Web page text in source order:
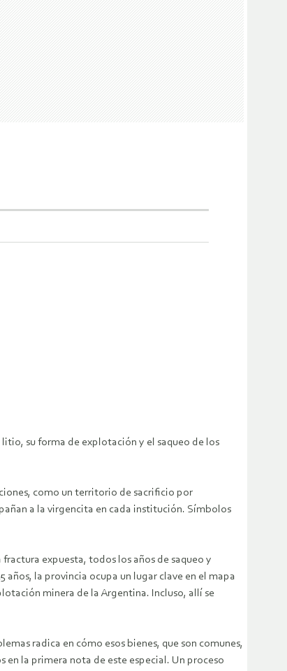
su forma de explotación y el saqueo de los
como un territorio de sacrificio por
a la virgencita en cada institución. Símbolos
expuesta, todos los años de saqueo y
la provincia ocupa un lugar clave en el mapa
minera de la Argentina. Incluso, allí se
radica en cómo esos bienes, que son comunes,
en la primera nota de este especial. Un proceso